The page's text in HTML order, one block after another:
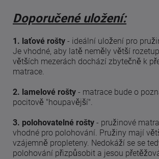
Doporučené uložení:
1. laťové rošty - ideální uložení pro
Je vhodné, aby latě neměly větší
větších mezerách dochází zbytečně k
matrace.
2. lamelové rošty - matrace bude o
pocitově "houpavější".
3. polohovatelné rošty - pružinové
vhodné pro polohování. Pružiny mají
vzájemně propleteny. Nedokáží se se
polohování přizpůsobit a jesou